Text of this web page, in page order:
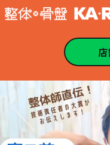
跳
容